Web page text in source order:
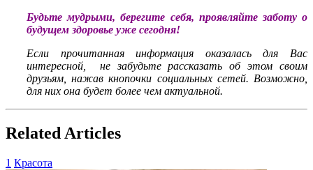
Будьте мудрыми, берегите себя, проявляйте заботу о
будущем здоровье уже сегодня!
Если прочитанная информация оказалась для Вас
интересной, не забудьте рассказать об этом своим
друзьям, нажав кнопочки социальных сетей. Возможно,
для них она будет более чем актуальной.
Related Articles
1 Красота